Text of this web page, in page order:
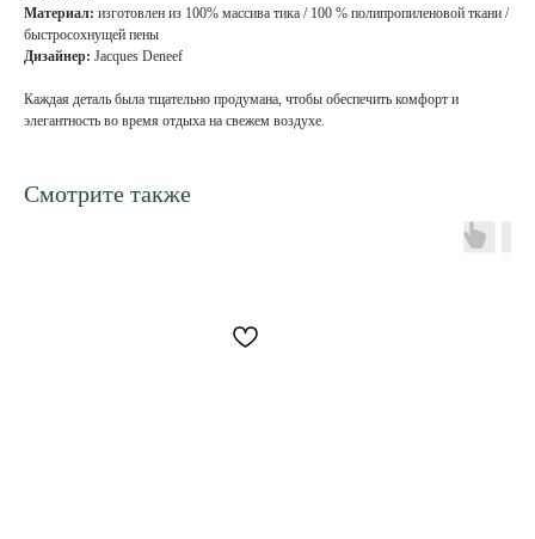
Материал: изготовлен из 100% массива тика / 100 % полипропиленовой ткани /
быстросохнущей пены
Дизайнер: Jacques Deneef
Каждая деталь была тщательно продумана, чтобы обеспечить комфорт и
элегантность во время отдыха на свежем воздухе.
Смотрите также